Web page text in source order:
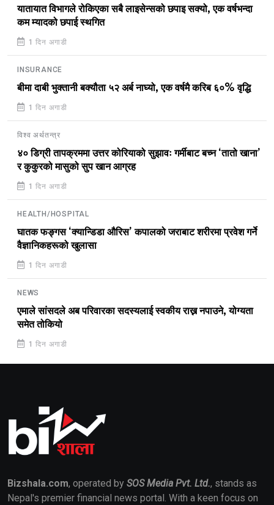
यातायात विभागले रोकिएका सबै लाइसेन्सको छपाइ सक्यो, एक वर्षभन्दा
कम म्यादको छपाई स्थगित
1 दिन अगाडी
INSURANCE
बीमा दाबी भुक्तानी बक्यौता ५२ अर्ब नाघ्यो, एक वर्षमै करिब ६०% वृद्धि
1 दिन अगाडी
विश्व अर्थतन्त्र
४० डिग्री तापक्रममा उत्तर कोरियाको सुझावः गर्मीबाट बच्न ‘तातो खाना’
र कुकुरको मासुको सुप खान आग्रह
1 दिन अगाडी
HEALTH/HOSPITAL
घातक फङ्गस ‘क्यान्डिडा औरिस’ कपालको जराबाट शरीरमा प्रवेश गर्ने
वैज्ञानिकहरूको खुलासा
1 दिन अगाडी
NEWS
एमाले सांसदले अब परिवारका सदस्यलाई स्वकीय राख्न नपाउने, योग्यता
समेत तोकियो
1 दिन अगाडी
Bizshala.com, operated by SOS Media Pvt. Ltd., stands as
Nepal's premier financial news portal. With a keen focus on